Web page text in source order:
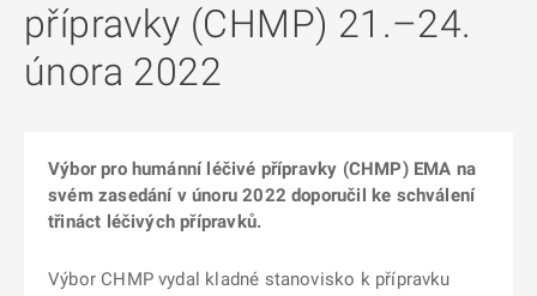
přípravky (CHMP) 21.–24.
února 2022
Výbor pro humánní léčivé přípravky (CHMP) EMA na
svém zasedání v únoru 2022 doporučil ke schválení
třináct léčivých přípravků.
Výbor CHMP vydal kladné stanovisko k přípravku